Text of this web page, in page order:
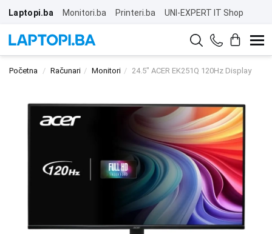
Laptopi.ba Monitori.ba Printeri.ba UNI-EXPERT IT Shop
Početna Računari Monitori 24.5" ACER EK251Q 120Hz Display